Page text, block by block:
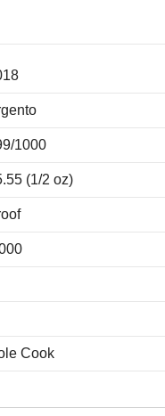
1000
(1/2 oz)
Cook